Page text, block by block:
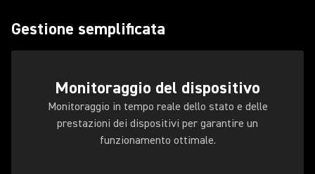
Gestione semplificata
Monitoraggio del dispositivo
Monitoraggio in tempo reale dello stato e delle
prestazioni dei dispositivi per garantire un
funzionamento ottimale.